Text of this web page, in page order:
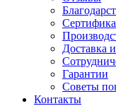
Доставка
Гарантии
Советы
Контакты